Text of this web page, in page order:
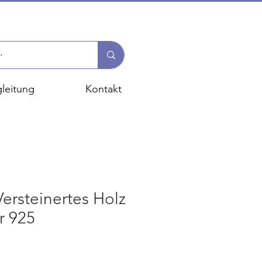
Kontakt
Holz
925